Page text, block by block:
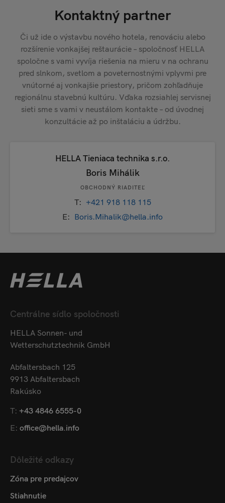
Kontaktný partner
Či už ide o výstavbu nového hotela, renováciu alebo
rozšírenie vonkajšej reštaurácie – spoločnosť HELLA
spoločne s vami vyvíja riešenia na mieru v na ochranu
pred slnkom, svetlom a poveternostnými vplyvmi pre
vnútorné aj vonkajšie priestory, pričom zohľadňuje
regionálnu stavebnú kultúru. Vďaka rozsiahlej servisnej
sieti sme s vami v neustálom kontakte – od úvodnej
konzultácie až po inštaláciu a údržbu.
HELLA Tieniaca technika s.r.o.
Boris Mihálik
OBCHODNÝ RIADITEĽ
T: +421 918 118 115
E: Boris.Mihalik@hella.info
Centrálne sídlo spoločnosti
HELLA Sonnen- und
Wetterschutztechnik GmbH
Abfaltersbach 125
9913 Abfaltersbach
Rakúsko
T: +43 4846 6555-0
E: office@hella.info
Dôležité odkazy
Zóna pre predajcov
Stiahnutie